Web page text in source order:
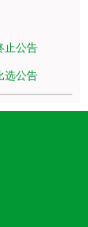
止公告
选公告